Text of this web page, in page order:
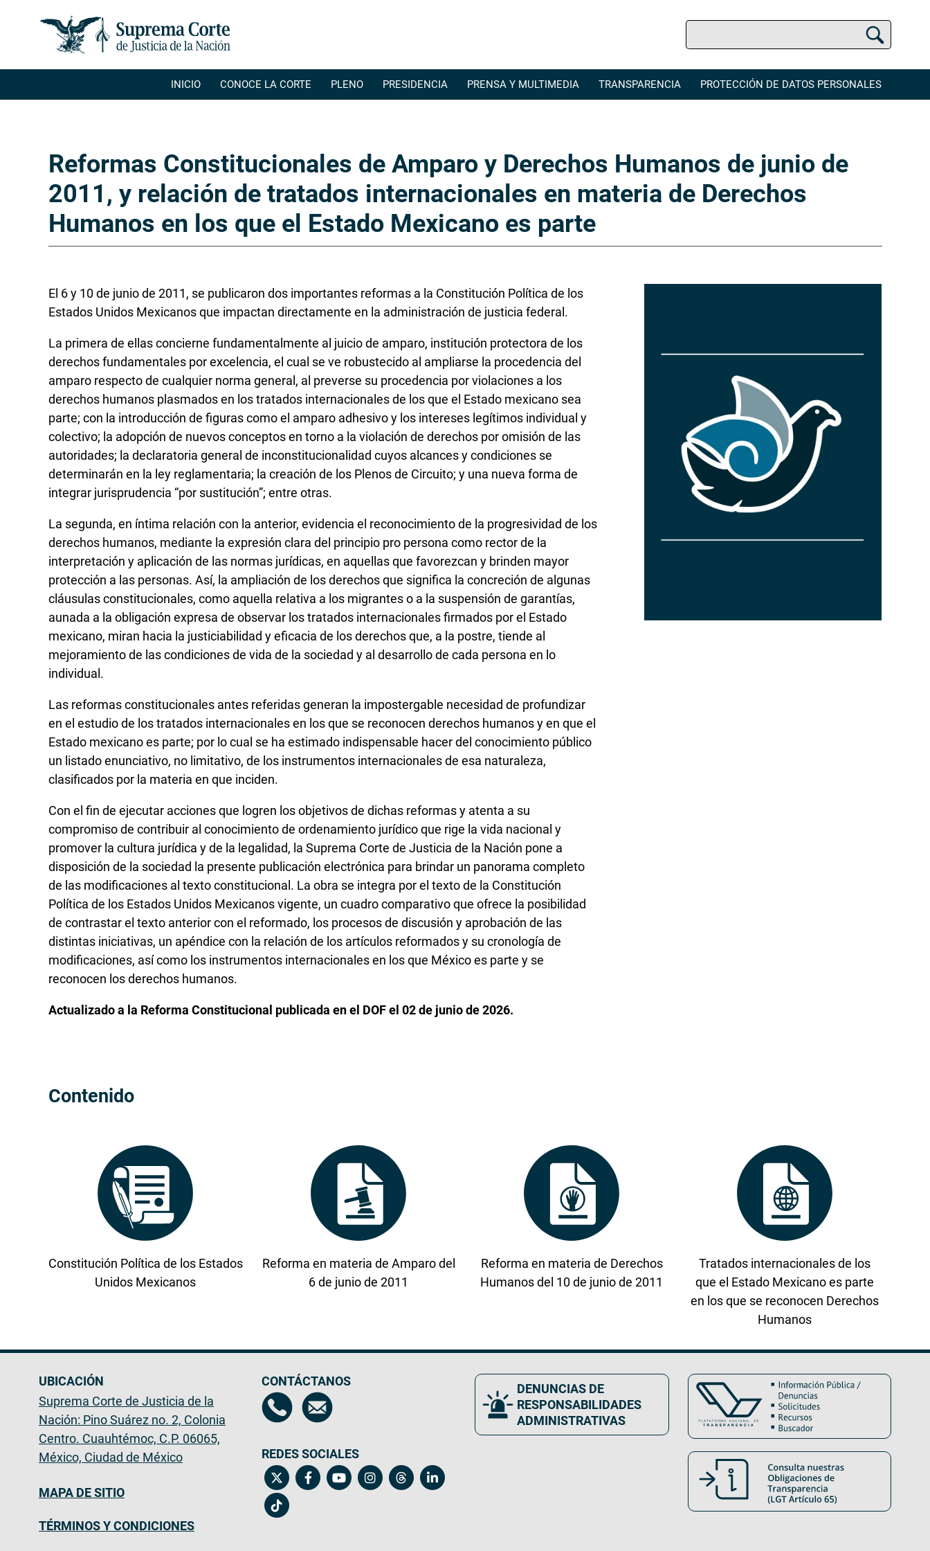
INICIO CONOCE LA CORTE PLENO PRESIDENCIA PRENSA Y MULTIMEDIA TRANSPARENCIA PROTECCIÓN DE DATOS PERSONALES
Inicio
Reformas Constitucionales de Amparo y Derechos Humanos de junio de
2011, y relación de tratados internacionales en materia de Derechos
Humanos en los que el Estado Mexicano es parte
El 6 y 10 de junio de 2011, se publicaron dos importantes reformas a la Constitución Política de los
Estados Unidos Mexicanos que impactan directamente en la administración de justicia federal.
La primera de ellas concierne fundamentalmente al juicio de amparo, institución protectora de los
derechos fundamentales por excelencia, el cual se ve robustecido al ampliarse la procedencia del
amparo respecto de cualquier norma general, al preverse su procedencia por violaciones a los
derechos humanos plasmados en los tratados internacionales de los que el Estado mexicano sea
parte; con la introducción de figuras como el amparo adhesivo y los intereses legítimos individual y
colectivo; la adopción de nuevos conceptos en torno a la violación de derechos por omisión de las
autoridades; la declaratoria general de inconstitucionalidad cuyos alcances y condiciones se
determinarán en la ley reglamentaria; la creación de los Plenos de Circuito; y una nueva forma de
integrar jurisprudencia “por sustitución”; entre otras.
La segunda, en íntima relación con la anterior, evidencia el reconocimiento de la progresividad de los
derechos humanos, mediante la expresión clara del principio pro persona como rector de la
interpretación y aplicación de las normas jurídicas, en aquellas que favorezcan y brinden mayor
protección a las personas. Así, la ampliación de los derechos que significa la concreción de algunas
cláusulas constitucionales, como aquella relativa a los migrantes o a la suspensión de garantías,
aunada a la obligación expresa de observar los tratados internacionales firmados por el Estado
mexicano, miran hacia la justiciabilidad y eficacia de los derechos que, a la postre, tiende al
mejoramiento de las condiciones de vida de la sociedad y al desarrollo de cada persona en lo
individual.
Las reformas constitucionales antes referidas generan la impostergable necesidad de profundizar
en el estudio de los tratados internacionales en los que se reconocen derechos humanos y en que el
Estado mexicano es parte; por lo cual se ha estimado indispensable hacer del conocimiento público
un listado enunciativo, no limitativo, de los instrumentos internacionales de esa naturaleza,
clasificados por la materia en que inciden.
Con el fin de ejecutar acciones que logren los objetivos de dichas reformas y atenta a su
compromiso de contribuir al conocimiento de ordenamiento jurídico que rige la vida nacional y
promover la cultura jurídica y de la legalidad, la Suprema Corte de Justicia de la Nación pone a
disposición de la sociedad la presente publicación electrónica para brindar un panorama completo
de las modificaciones al texto constitucional. La obra se integra por el texto de la Constitución
Política de los Estados Unidos Mexicanos vigente, un cuadro comparativo que ofrece la posibilidad
de contrastar el texto anterior con el reformado, los procesos de discusión y aprobación de las
distintas iniciativas, un apéndice con la relación de los artículos reformados y su cronología de
modificaciones, así como los instrumentos internacionales en los que México es parte y se
reconocen los derechos humanos.
Actualizado a la Reforma Constitucional publicada en el DOF el 02 de junio de 2026.
Contenido
Constitución Política de los Estados
Unidos Mexicanos
Reforma en materia de Amparo del
6 de junio de 2011
Reforma en materia de Derechos
Humanos del 10 de junio de 2011
Tratados internacionales de los
que el Estado Mexicano es parte
en los que se reconocen Derechos
Humanos
UBICACIÓN
Suprema Corte de Justicia de la
Nación: Pino Suárez no. 2, Colonia
Centro. Cuauhtémoc, C.P. 06065,
México, Ciudad de México
MAPA DE SITIO
TÉRMINOS Y CONDICIONES
CONTÁCTANOS
REDES SOCIALES
DENUNCIAS DE
RESPONSABILIDADES
ADMINISTRATIVAS